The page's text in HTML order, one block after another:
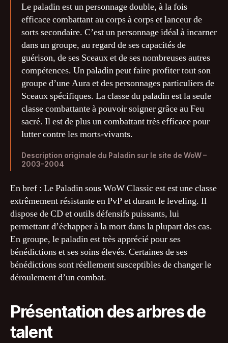
Le paladin est un personnage double, à la fois
efficace combattant au corps à corps et lanceur de
sorts secondaire. C’est un personnage idéal à incarner
dans un groupe, au regard de ses capacités de
guérison, de ses Sceaux et de ses nombreuses autres
compétences. Un paladin peut faire profiter tout son
groupe d’une Aura et des personnages particuliers de
Sceaux spécifiques. La classe du paladin est la seule
classe combattante à pouvoir soigner grâce au Feu
sacré. Il est de plus un combattant très efficace pour
lutter contre les morts-vivants.
Description originale du Paladin sur le site de WoW –
2003-2004
En bref : Le Paladin sous WoW Classic est est une classe
extrêmement résistante en PvP et durant le leveling. Il
dispose de CD et outils défensifs puissants, lui
permettant d’échapper à la mort dans la plupart des cas.
En groupe, le paladin est très apprécié pour ses
bénédictions et ses soins élevés. Certaines de ses
bénédictions sont réellement susceptibles de changer le
déroulement d’un combat.
Présentation des arbres de
talent